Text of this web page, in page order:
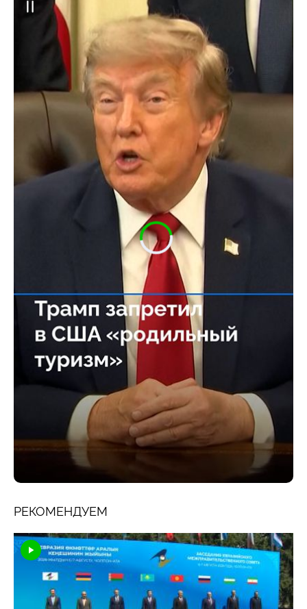
РЕКОМЕНДУЕМ